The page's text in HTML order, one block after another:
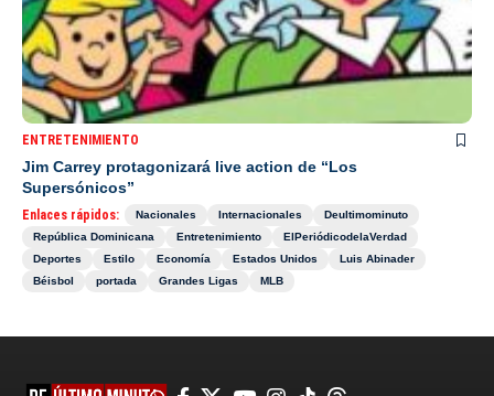
ENTRETENIMIENTO
Jim Carrey protagonizará live action de “Los
Supersónicos”
Enlaces rápidos: Nacionales Internacionales
Deultimominuto
República Dominicana
Entretenimiento
ElPeriódicodelaVerdad
Deportes
Estilo Economía Estados Unidos
Luis Abinader
Béisbol
portada Grandes Ligas MLB